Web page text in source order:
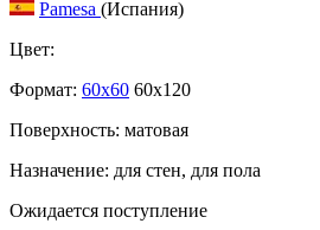
Pamesa (Испания)
Цвет:
Формат: 60x60 60x120
Поверхность: матовая
Назначение: для стен, для пола
Ожидается поступление